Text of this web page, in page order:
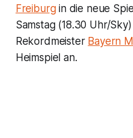
Freiburgin die neue
Samstag (18.30 Uhr/
Rekordmeister Bayern
Heimspiel an.